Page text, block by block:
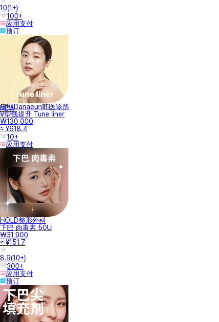
10(1+)
100+
应用支付
预订
NEW
庆熙Danaeun韩医诊所
V型线提升 Tune liner
₩130,000
≈ ¥618.4
10+
应用支付
HOLD整形外科
下巴 肉毒素 50U
₩31,900
≈ ¥151.7
8.9(10+)
300+
应用支付
预订